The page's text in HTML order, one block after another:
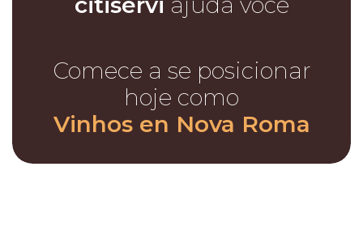
Comece a se posicionar
hoje como
Vinhos en Nova Roma